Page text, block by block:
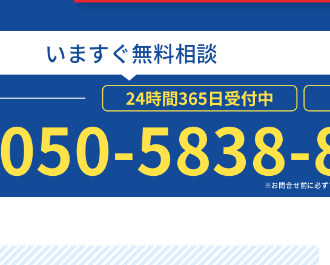
いますぐ無料相談
050- ※お問合せ前に必ず